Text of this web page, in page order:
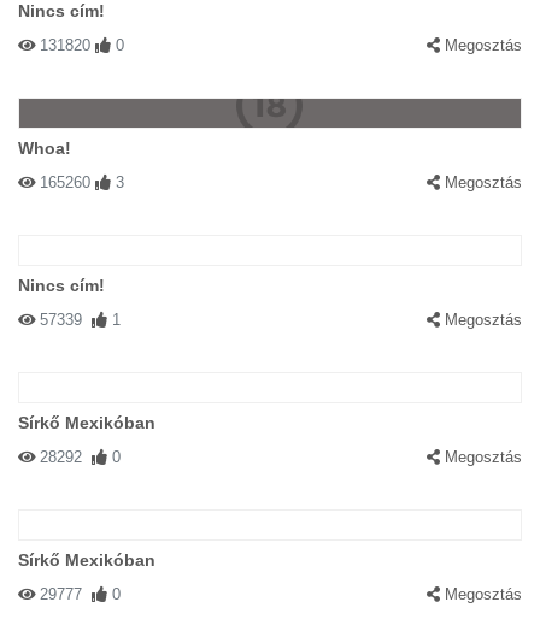
Nincs cím!
131820 0 Megosztás
Whoa!
165260 3 Megosztás
Nincs cím!
57339 1 Megosztás
Sírkő Mexikóban
28292 0 Megosztás
Sírkő Mexikóban
29777 0 Megosztás